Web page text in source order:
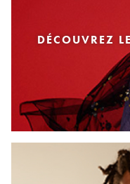
DÉCOUVREZ